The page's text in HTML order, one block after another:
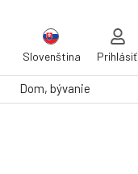
Slovenština Prihlásiť
Dom, bývanie